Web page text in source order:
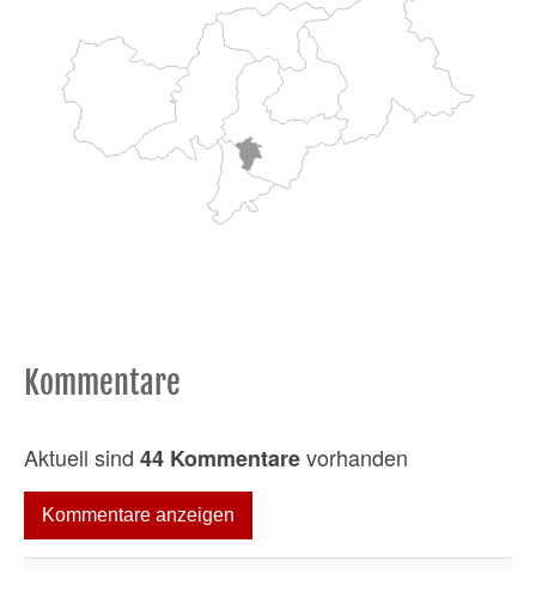
Kommentare
Aktuell sind 44 Kommentarevorhanden
Kommentare anzeigen